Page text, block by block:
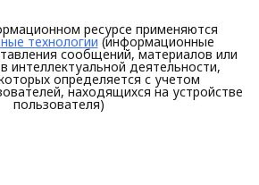
ресурсе применяются
технологии (информационные
сообщений, материалов или
интеллектуальной деятельности,
определяется с учетом
находящихся на устройстве
пользователя)